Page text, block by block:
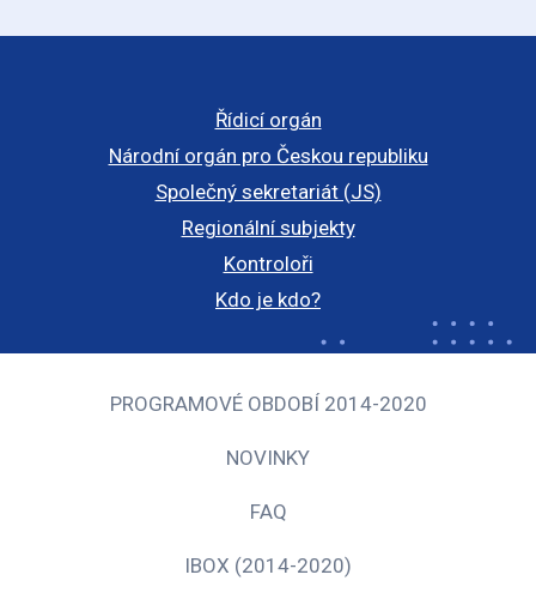
Řídicí orgán
Národní orgán pro Českou republiku
Společný sekretariát (JS)
Regionální subjekty
Kontroloři
Kdo je kdo?
PROGRAMOVÉ OBDOBÍ 2014-2020
NOVINKY
FAQ
IBOX (2014-2020)